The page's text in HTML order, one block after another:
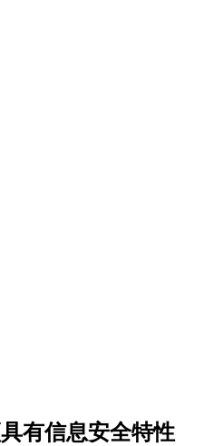
有信息安全特性